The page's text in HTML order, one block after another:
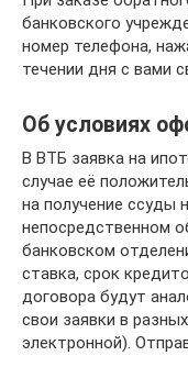
банковского
номер телефона,
течении дня с вами
Об условиях
В ВТБ заявка на
случае её
на получение ссуды
непосредственном
банковском
ставка, срок
договора будут
свои заявки в
электронной).